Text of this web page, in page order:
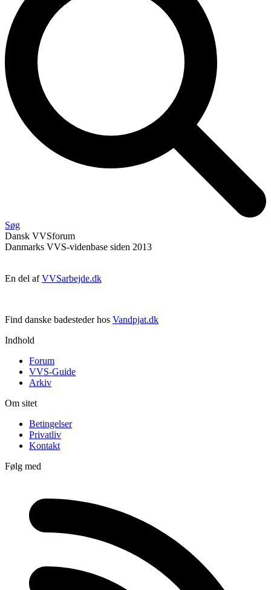
Søg
Dansk VVSforum
Danmarks VVS-videnbase siden 2013
En del afVVSarbejde.dk
Find danske badesteder hos Vandpjat.dk
Indhold
Forum
VVS-Guide
Arkiv
Om sitet
Betingelser
Privatliv
Kontakt
Følg med